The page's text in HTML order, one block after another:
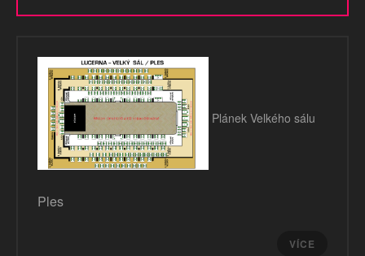
Plánek Velkého sálu
Ples
VÍCE